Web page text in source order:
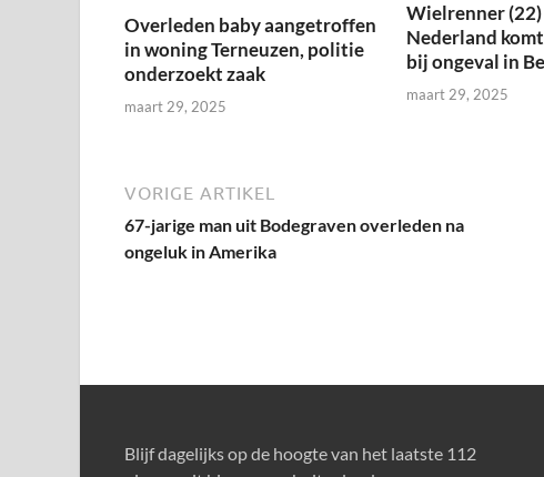
Overleden baby aangetroffen
in woning Terneuzen, politie
onderzoekt zaak
maart 29, 2025
Wielrenner
Nederland
bij ongeval in
maart 29, 2025
VORIGE ARTIKEL
67-jarige man uit Bodegraven overleden na
ongeluk in Amerika
Blijf dagelijks op de hoogte van het laatste 112